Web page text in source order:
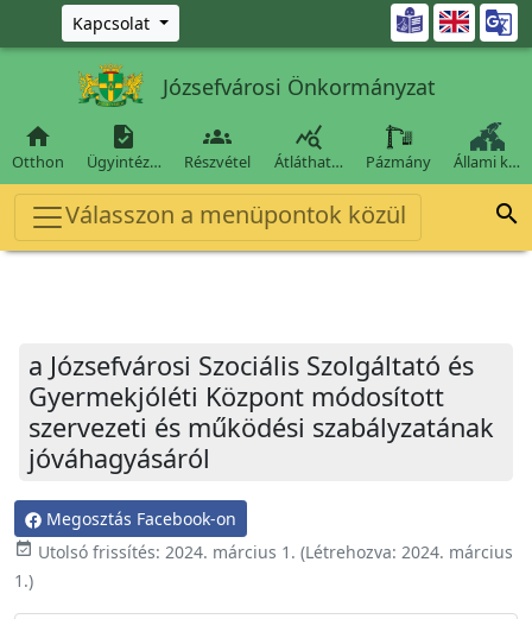
Ugrás a fő tartalomra
Kapcsolat 
Józsefvárosi Önkormányzat

Otthon

Ügyintéz…

Részvétel

Átláthat… Pázmány Állami k…
Válasszon a menüpontok közül 
a Józsefvárosi Szociális Szolgáltató és
Gyermekjóléti Központ módosított
szervezeti és működési szabályzatának
jóváhagyásáról
Megosztás Facebook-on
event_available Utolsó frissítés: 2024. március 1. (Létrehozva: 2024. március
1.)